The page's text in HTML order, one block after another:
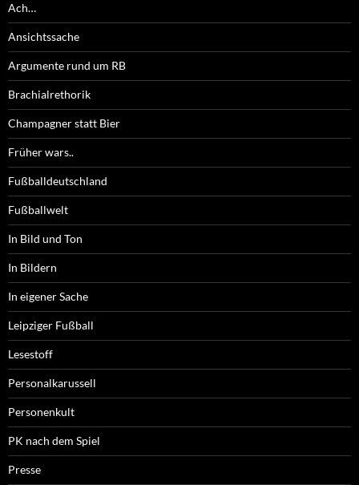
Ach…
Ansichtssache
Argumente rund um RB
Brachialrethorik
Champagner statt Bier
Früher wars..
Fußballdeutschland
Fußballwelt
In Bild und Ton
In Bildern
In eigener Sache
Leipziger Fußball
Lesestoff
Personalkarussell
Personenkult
PK nach dem Spiel
Presse